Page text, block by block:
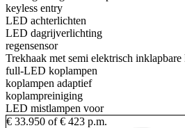
keyless entry
LED achterlichten
LED dagrijverlichting
regensensor
Trekhaak met semi elektrisch
full-LED koplampen
koplampen adaptief
koplampreiniging
LED mistlampen voor
€ 33.950 of € 423 p.m.